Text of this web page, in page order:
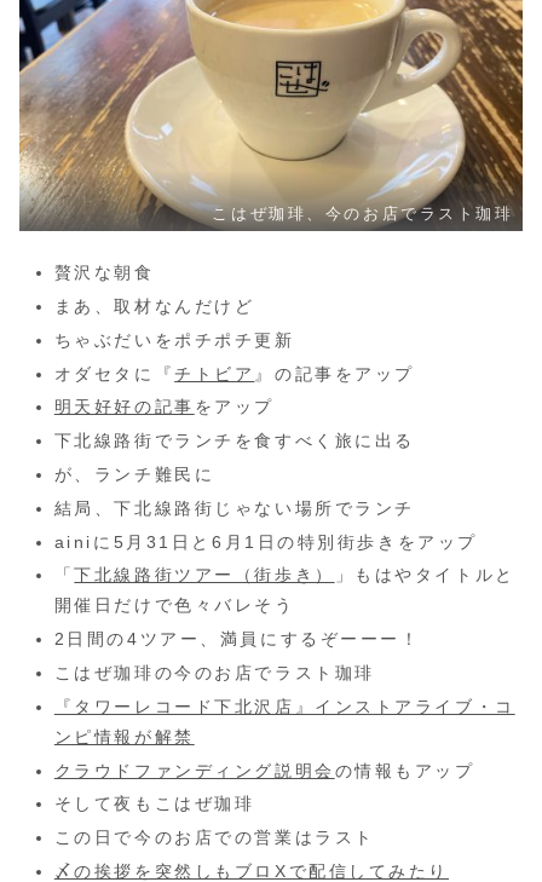
こはぜ珈琲、今のお店でラスト珈琲
贅沢な朝食
まあ、取材なんだけど
ちゃぶだいをポチポチ更新
オダセタに『チトビア 』の記事をアップ
明天好好の記事 をアップ
下北線路街でランチを食すべく旅に出る
が、ランチ難民に
結局、下北線路街じゃない場所でランチ
ainiに5月31日と6月1日の特別街歩きをアップ
「下北線路街ツアー（街歩き）
」もはやタイトルと
開催日だけで色々バレそう
2日間の4ツアー、満員にするぞーーー！
こはぜ珈琲の今のお店でラスト珈琲
『タワーレコード下北沢店』インストアライブ・コ
ンピ情報が解禁
クラウドファンディング説明会 の情報もアップ
そして夜もこはぜ珈琲
この日で今のお店での営業はラスト
〆の挨拶を突然しもブロXで配信してみたり